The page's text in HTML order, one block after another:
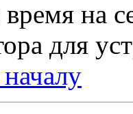
на
для